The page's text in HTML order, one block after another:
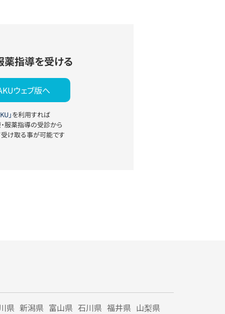
薬指導を受ける
ウェブ版へ
」を利用すれば
服薬指導の受診から
け取る事が可能です
県 新潟県 富山県 石川県 福井県 山梨県